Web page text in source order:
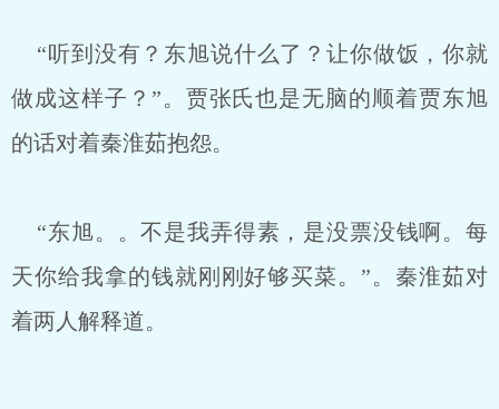
“听到没有？东旭说什么了？让你做饭，你就
做成这样子？”。贾张氏也是无脑的顺着贾东旭
的话对着秦淮茹抱怨。
“东旭。。不是我弄得素，是没票没钱啊。每
天你给我拿的钱就刚刚好够买菜。”。秦淮茹对
着两人解释道。